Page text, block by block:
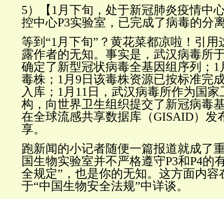
5）【 1月下旬，处于新冠肺炎疫情中
控中心P3实验室，已完成了病毒的分
等到“1月下旬”？黄花菜都凉啦！引
露作者的无知。事实是，武汉病毒所
确定了新型冠状病毒全基因组序列；1
毒株；1月9日该毒株资源已按标准完
入库；1月11日，武汉病毒所作为国
构，向世界卫生组织提交了新冠病毒
在全球流感共享数据库（GISAID）发
享。
跑新闻的小记者随便一篇报道就成了
国生物实验室并不严格遵守P3和P4的
全规定”，也是你的无知。这方面内容
于“中国生物安全法规”中详谈。